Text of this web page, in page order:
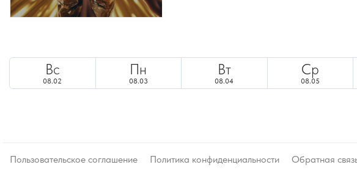
Вс
08.02
Пн
08.03
Вт
08.04
Ср
08.05
Пользовательское соглашение Политика конфиденциальности Обратная